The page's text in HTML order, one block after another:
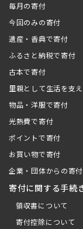
毎月の寄付
今回のみの寄付
遺産・香典で寄付
ふるさと納税で寄付
古本で寄付
里親として生活を支
物品・洋服で寄付
光熱費で寄付
ポイントで寄付
お買い物で寄付
企業・団体からの寄付
寄付に関する手続
領収書について
寄付控除について